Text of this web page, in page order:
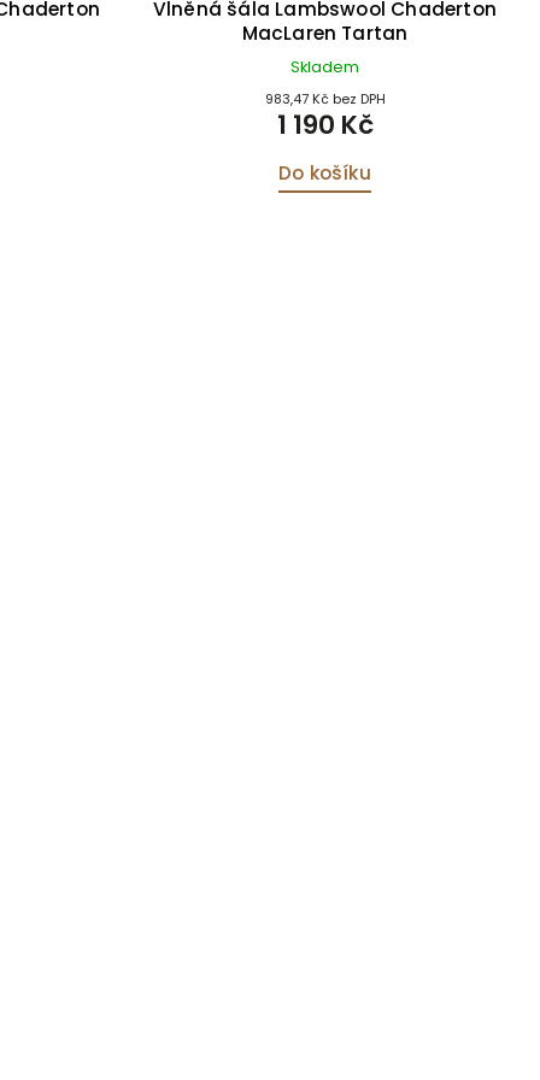
Vlněná šála Lambswool Chaderton
MacLaren Tartan
Skladem
983,47 Kč bez DPH
1 190 Kč
Do košíku